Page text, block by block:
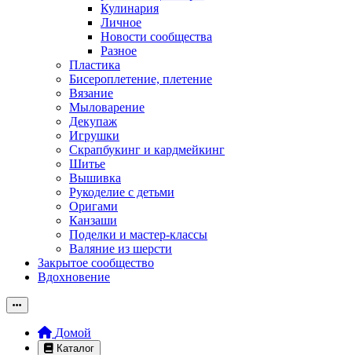
Кулинария
Личное
Новости сообщества
Разное
Пластика
Бисероплетение, плетение
Вязание
Мыловарение
Декупаж
Игрушки
Скрапбукинг и кардмейкинг
Шитье
Вышивка
Рукоделие с детьми
Оригами
Канзаши
Поделки и мастер-классы
Валяние из шерсти
Закрытое сообщество
Вдохновение
Домой
Каталог